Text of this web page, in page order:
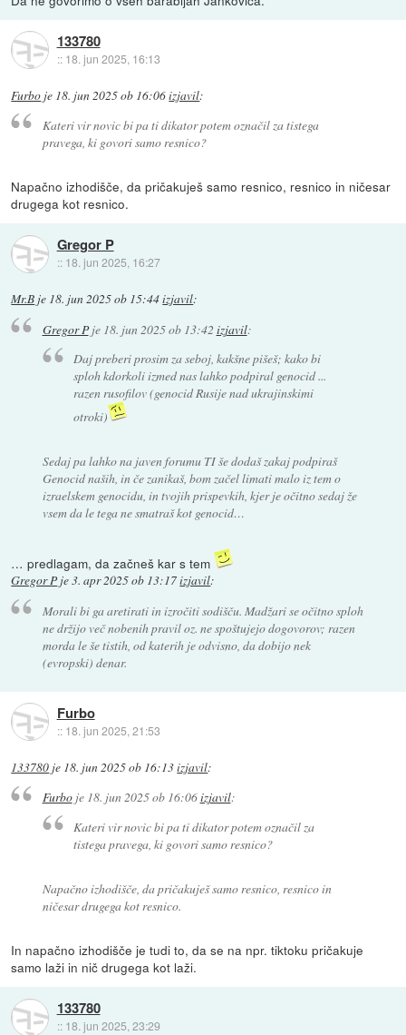
133780
:: 18. jun 2025, 16:13
Furbo je 18. jun 2025 ob 16:06izjavil:
Kateri vir novic bi pa ti dikator potem označil za tistega
pravega, ki govori samo resnico?
Napačno izhodišče, da pričakuješ samo resnico, resnico in ničesar
drugega kot resnico.
Gregor P
:: 18. jun 2025, 16:27
Mr.B je 18. jun 2025 ob 15:44izjavil:
Gregor Pje 18. jun 2025 ob 13:42 izjavil:
Daj preberi prosim za seboj, kakšne pišeš; kako bi
sploh kdorkoli izmed nas lahko podpiral genocid ...
razen rusofilov (genocid Rusije nad ukrajinskimi
otroki)
Sedaj pa lahko na javen forumu TI še dodaš zakaj podpiraš
Genocid naših, in če zanikaš, bom začel limati malo iz tem o
izraelskem genocidu, in tvojih prispevkih, kjer je očitno sedaj že
vsem da le tega ne smatraš kot genocid…
… predlagam, da začneš kar s tem
Gregor P je3. apr 2025 ob 13:17izjavil:
Morali bi ga aretirati in izročiti sodišču. Madžari se očitno sploh
ne držijo več nobenih pravil oz. ne spoštujejo dogovorov; razen
morda le še tistih, od katerih je odvisno, da dobijo nek
(evropski) denar.
Furbo
:: 18. jun 2025, 21:53
133780 je 18. jun 2025 ob 16:13izjavil:
Furboje 18. jun 2025 ob 16:06izjavil:
Kateri vir novic bi pa ti dikator potem označil za
tistega pravega, ki govori samo resnico?
Napačno izhodišče, da pričakuješ samo resnico, resnico in
ničesar drugega kot resnico.
In napačno izhodišče je tudi to, da se na npr. tiktoku pričakuje
samo laži in nič drugega kot laži.
133780
:: 18. jun 2025, 23:29